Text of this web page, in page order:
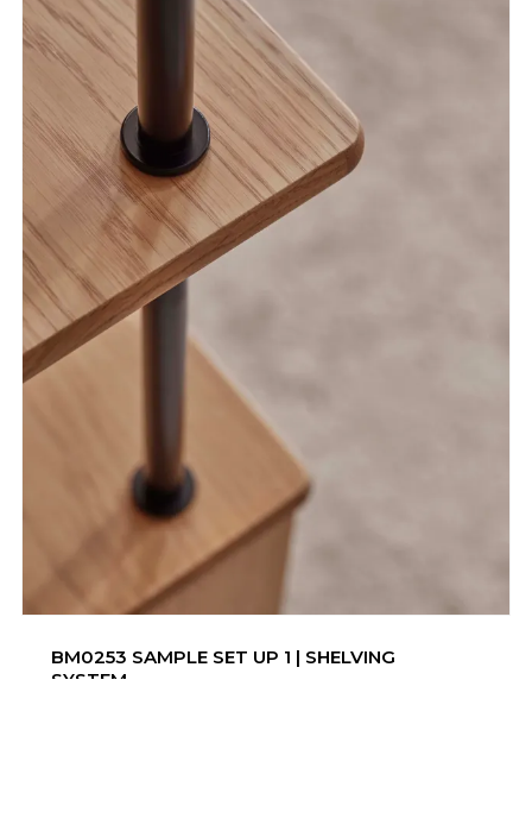
BM0253 SAMPLE SET UP 1 | SHELVING
SYSTEM